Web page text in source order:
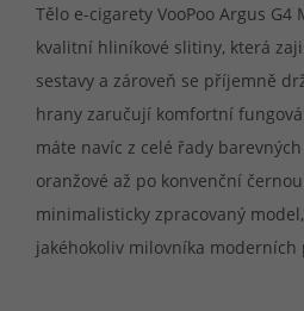
Tělo e-cigarety VooPoo Argus G4
kvalitní hliníkové slitiny, která
sestavy a zároveň se příjemně
hrany zaručují komfortní
máte navíc z celé řady
oranžové až po konvenční
minimalisticky zpracovaný
jakéhokoliv milovníka moderních